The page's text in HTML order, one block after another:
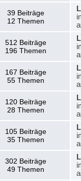
39 Beiträge
12 Themen
512 Beiträge
196 Themen
167 Beiträge
55 Themen
120 Beiträge
28 Themen
105 Beiträge
35 Themen
302 Beiträge
49 Themen